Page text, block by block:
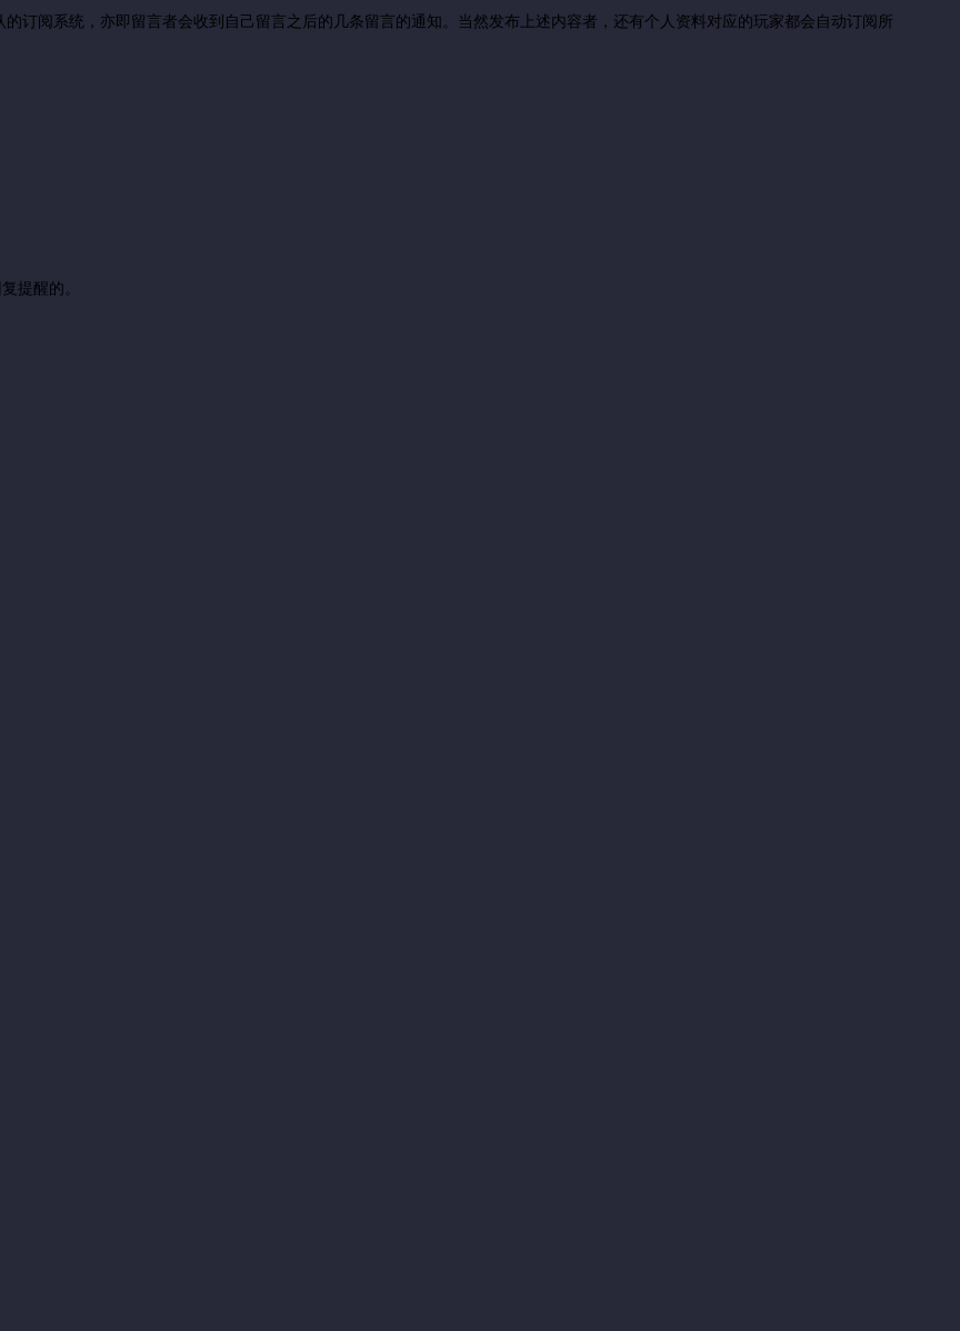
订阅系统，亦即留言者会收到自己留言之后的几条留言的通知。当然发布上述内容者，还有个人资料对应的玩家都会自动订阅所
提醒的。